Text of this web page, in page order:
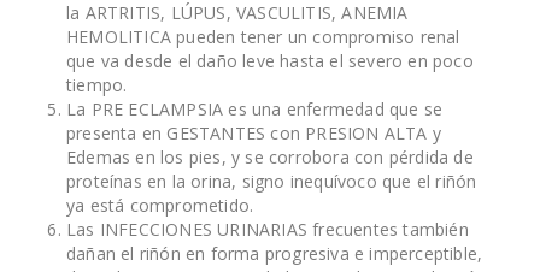
la ARTRITIS, LÚPUS, VASCULITIS, ANEMIA
HEMOLITICA pueden tener un compromiso renal
que va desde el daño leve hasta el severo en poco
tiempo.
La PRE ECLAMPSIA es una enfermedad que se
presenta en GESTANTES con PRESION ALTA y
Edemas en los pies, y se corrobora con pérdida de
proteínas en la orina, signo inequívoco que el riñón
ya está comprometido.
Las INFECCIONES URINARIAS frecuentes también
dañan el riñón en forma progresiva e imperceptible,